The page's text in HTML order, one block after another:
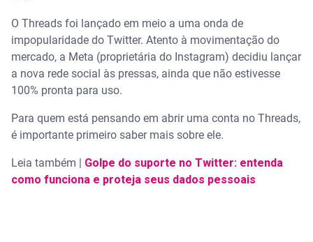
O Threads foi lançado em meio a uma onda de
impopularidade do Twitter. Atento à movimentação do
mercado, a Meta (proprietária do Instagram) decidiu lançar
a nova rede social às pressas, ainda que não estivesse
100% pronta para uso.
Para quem está pensando em abrir uma conta no Threads,
é importante primeiro saber mais sobre ele.
Leia também | Golpe do suporte no Twitter: entenda
como funciona e proteja seus dados pessoais